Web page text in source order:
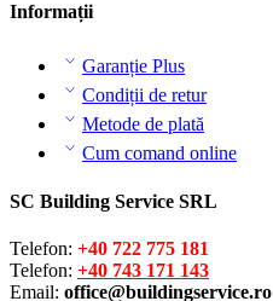
Informații
Garanție Plus
Condiții de retur
Metode de plată
Cum comand online
SC Building Service SRL
Telefon: +40 722 775 181
Telefon: +40 743 171 143
Email: office@buildingservice.ro